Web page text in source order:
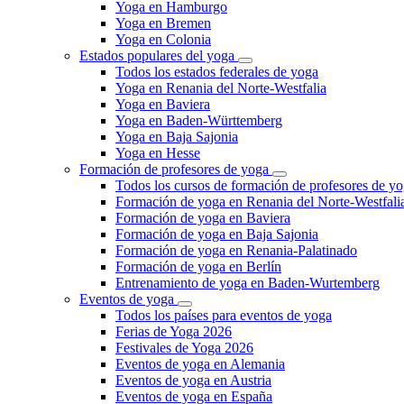
Yoga en Hamburgo
Yoga en Bremen
Yoga en Colonia
Estados populares del yoga
Todos los estados federales de yoga
Yoga en Renania del Norte-Westfalia
Yoga en Baviera
Yoga en Baden-Württemberg
Yoga en Baja Sajonia
Yoga en Hesse
Formación de profesores de yoga
Todos los cursos de formación de profesores de
Formación de yoga en Renania del Norte-
Formación de yoga en Baviera
Formación de yoga en Baja Sajonia
Formación de yoga en Renania-Palatinado
Formación de yoga en Berlín
Entrenamiento de yoga en Baden-Wurtemberg
Eventos de yoga
Todos los países para eventos de yoga
Ferias de Yoga 2026
Festivales de Yoga 2026
Eventos de yoga en Alemania
Eventos de yoga en Austria
Eventos de yoga en España